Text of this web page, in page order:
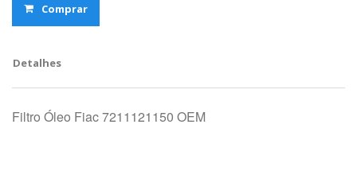
Comprar
Detalhes
Filtro Óleo Fiac 7211121150 OEM